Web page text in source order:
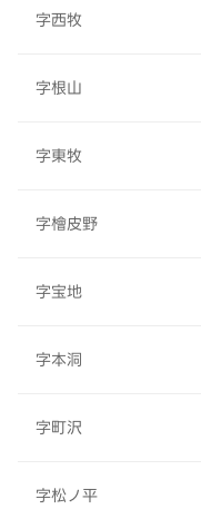
字西牧
字根山
字東牧
字檜皮野
字宝地
字本洞
字町沢
字松ノ平